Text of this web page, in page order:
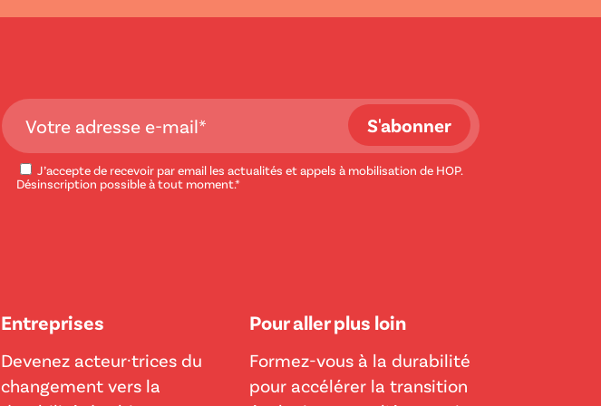
J’accepte de recevoir par email les actualités et appels à mobilisation de HOP.
Désinscription possible à tout moment.*
Entreprises
Devenez acteur·trices du
changement vers la
Pour aller plus loin
Formez-vous à la durabilité
pour accélérer la transition